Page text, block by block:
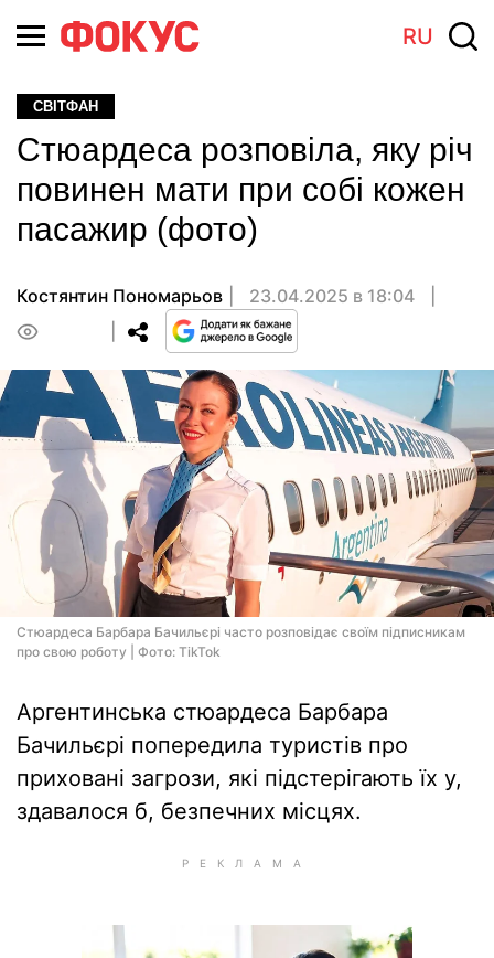
RU
СВІТФАН
Стюардеса розповіла, яку річ
повинен мати при собі кожен
пасажир (фото)
Костянтин Пономарьов
23.04.2025 в 18:04
Стюардеса Барбара Бачильєрі часто розповідає своїм підписникам
про свою роботу | Фото: TikTok
Аргентинська стюардеса Барбара
Бачильєрі попередила туристів про
приховані загрози, які підстерігають їх у,
здавалося б, безпечних місцях.